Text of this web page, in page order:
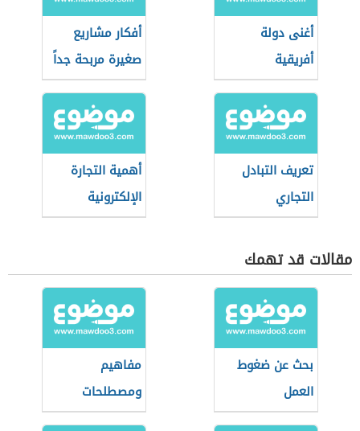
أغنى دولة
أفريقية
أفكار مشاريع
صغيرة مربحة جداً
وغير مكلفة
تعريف التبادل
التجاري
أهمية التجارة
الإلكترونية
مقالات قد تهمك
بحث عن ضغوط
العمل
مفاهيم
ومصطلحات
اقتصادية